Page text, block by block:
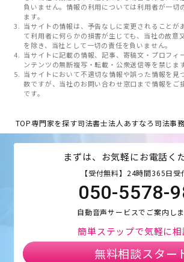
負いません。情報の利用については利用者が一切
ます。
当サイトの情報は、予告なしに変更されることが
て利用者に何らかの損害が生じても、当社の故意
を除き、当社として一切の責任を負いません。
当サイトに記載の情報、記事、寄稿文・プロフィ
ンテンツの無断複写・転載・公衆送信等を禁じます
当サイトにおいて不適切な情報や誤った情報を見
数ですが、当社のお問い合わせ窓口まで情報をご
です。
TOP専門家を探す司法書士法人あすなろ司法事
まずは、お気軽にお電話く
【受付無料】24時間365日受
050-5578-
自動音声サービスでご案内し
簡単ステップで気軽に相
無料相談スター